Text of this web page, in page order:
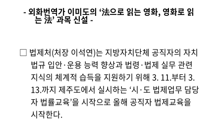
- 외화번역가 이미도의 ‘法으로 읽는 영화, 영화로 읽
는 法’ 과목 신설 -
□ 법제처(처장 이석연)는 지방자치단체 공직자의 자치
법규 입안·운용 능력 향상과 법령·법제 실무 관련
지식의 체계적 습득을 지원하기 위해 3. 11.부터 3.
13.까지 제주도에서 실시하는 ‘시·도 법제업무 담당
자 법률교육’을 시작으로 올해 공직자 법제교육을
시작한다.